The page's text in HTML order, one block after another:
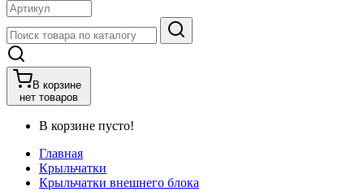
В корзине
нет товаров
В корзине пусто!
Главная
Крыльчатки
Крыльчатки внешнего блока